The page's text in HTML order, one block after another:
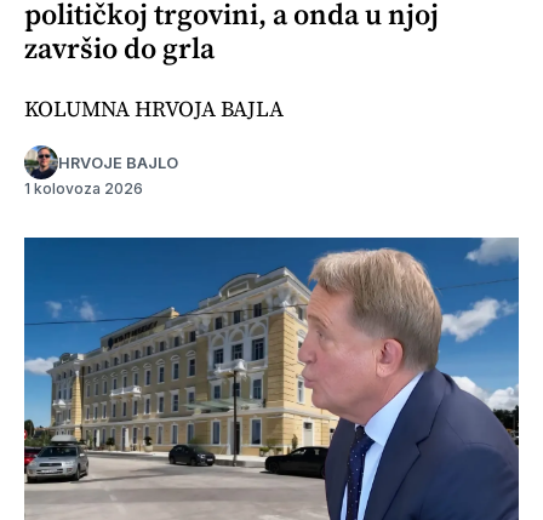
političkoj trgovini, a onda u njoj
završio do grla
KOLUMNA HRVOJA BAJLA
HRVOJE BAJLO
1 kolovoza 2026